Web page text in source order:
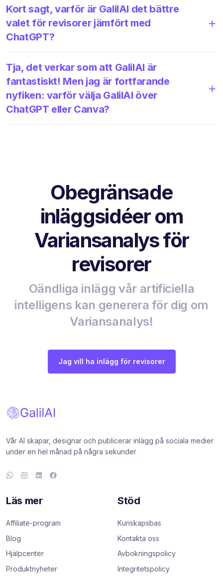
Kort sagt, varför är GalilAI det bättre
valet för revisorer jämfört med
ChatGPT?
Tja, det verkar som att GalilAI är
fantastiskt! Men jag är fortfarande
nyfiken: varför välja GalilAI över
ChatGPT eller Canva?
Obegränsade
inläggsidéer om
Variansanalys för
revisorer
Oändliga inlägg vår artificiella
intelligens kan generera för dig om
Variansanalys!
Jag vill ha inlägg för revisorer
Vår AI skapar, designar och publicerar inlägg på sociala medier
under en hel månad på några sekunder
Läs mer
Affiliate-program
Blog
Hjälpcenter
Produktnyheter
Stöd
Kunskapsbas
Kontakta oss
Avbokningspolicy
Integritetspolicy